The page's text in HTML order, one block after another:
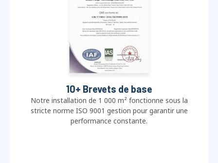
10+ Brevets de base
Notre installation de 1 000 m² fonctionne sous la
stricte norme ISO 9001 gestion pour garantir une
performance constante.